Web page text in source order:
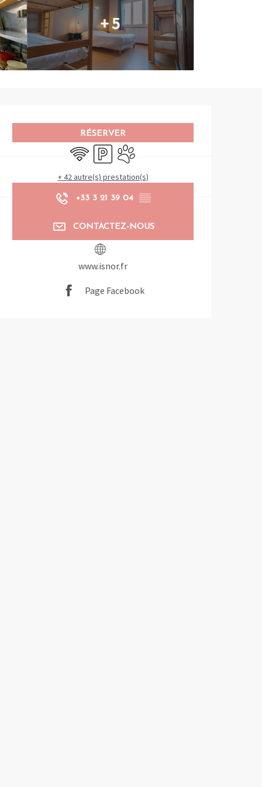
+ 5
et coordonnées
RÉSERVER
WiFi ParkingAnimaux acceptés
+ 42 autre(s) prestation(s)
+33 3 21 39 04 ▒▒
CONTACTEZ-NOUS
www.isnor.fr
Page Facebook